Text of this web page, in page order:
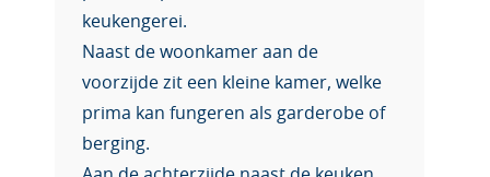
keukengerei.
Naast de woonkamer aan de
voorzijde zit een kleine kamer, welke
prima kan fungeren als garderobe of
berging.